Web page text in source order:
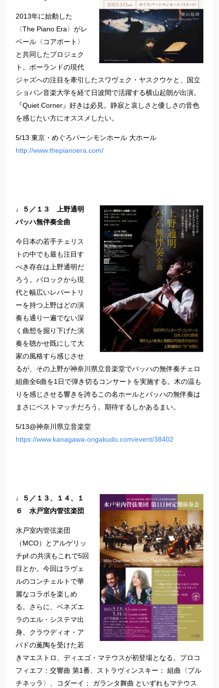
2013年に始動した
〈The Piano Era〉がレ
ベール〈コアポート〉
と共同したプロジェク
ト。ポーランドの現代
ジャズへの注目を牽引したスワヴェク・ヤスクウケと、国立
ショパン音楽大学を経て日波間で活躍する横山起朗が出演。
『Quiet Corner』好きは必見。静寂と哀しさと優しさの音色
を感じたい方にオススメしたい。
5/13 東京・めぐろパーシモンホール 大ホール
http://www.thepianoera.com/
♩５／１３ 上野通明
バッハ無伴奏全曲
今日本の若手チェリス
トの中でも最も注目す
べき存在は上野通明だ
ろう。バロックから現
代と幅広いレパートリ
ーを持つ上野はどの演
奏も通り一遍でない深
く曲想を掘り下げた演
奏を聴かせ既にして大
家の風格すら感じさせ
るが、その上野が神奈川県立音楽堂でバッハの無伴奏チェロ
組曲全6曲を1日で弾き切るコンサートを実施する。木の温も
りを感じさせる響きを誇るこの名ホールとバッハの無伴奏は
まさにベストマッチだろう。期待するしかあるまい。
5/13@神奈川県立音楽堂
https://www.kanagawa-ongakudo.com/event/38402
♩５／１３、１４、１
６ 水戸室内管弦楽団
水戸室内管弦楽団
（MCO）とアルゲリッ
チpf.の共演もこれで5回
目とか。今回はラヴェ
ルのコンチェルトで華
麗なコラボを楽しめ
る。さらに、ベネズエ
ラのエル・システマ出
身、クラウディオ・ア
バドの薫陶を受けた若
きマエストロ、ディエゴ・マテウスが初登場となる。プロコ
フィエフ：交響曲 第1番、ストラヴィンスキー： 組曲〈プル
チネッラ〉、コダーイ： ガランタ舞曲 といずれもマテウス